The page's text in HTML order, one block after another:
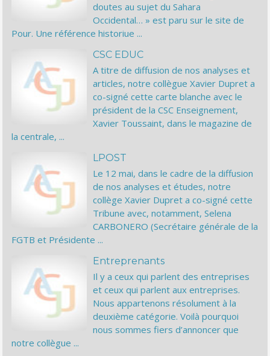
doutes au sujet du Sahara
Occidental… » est paru sur le site de
Pour. Une référence historiue ...
CSC EDUC
A titre de diffusion de nos analyses et
articles, notre collègue Xavier Dupret a
co-signé cette carte blanche avec le
président de la CSC Enseignement,
Xavier Toussaint, dans le magazine de
la centrale, ...
LPOST
Le 12 mai, dans le cadre de la diffusion
de nos analyses et études, notre
collège Xavier Dupret a co-signé cette
Tribune avec, notamment, Selena
CARBONERO (Secrétaire générale de la
FGTB et Présidente ...
Entreprenants
Il y a ceux qui parlent des entreprises
et ceux qui parlent aux entreprises.
Nous appartenons résolument à la
deuxième catégorie. Voilà pourquoi
nous sommes fiers d’annoncer que
notre collègue ...